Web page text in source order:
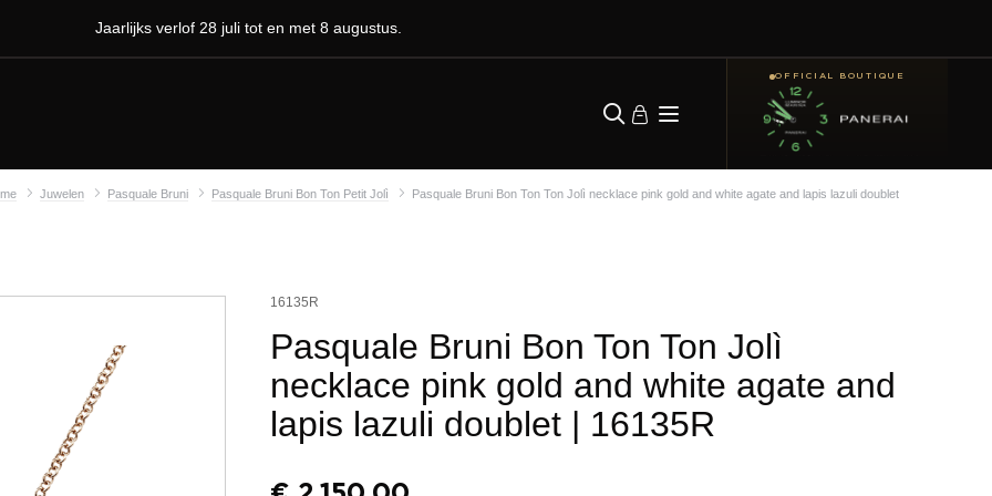
Jaarlijks verlof 28 juli tot en met 8 augustus.
OFFICIAL BOUTIQUE
Juwelen Pasquale Bruni Pasquale Bruni Bon Ton Petit Jolì Pasquale Bruni Bon Ton Ton Jolì necklace pink gold and white agate and lapis lazuli doublet
16135R
Pasquale Bruni Bon Ton Ton Jolì
necklace pink gold and white agate and
lapis lazuli doublet | 16135R